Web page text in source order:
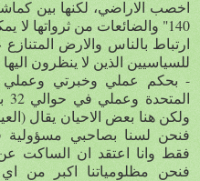
اخصب الاراضي، لكنها بين
140" والضائعات من ثرواتها
ارتباط بالناس والارض
للسياسيين الذين لا ينظرون
ولكن هنا بعض الاحيان يقال
فنحن لسنا بصاحبي مسؤولية
فقط وانا اعتقد ان الساكت
فنحن مظلومياتنا اكبر من